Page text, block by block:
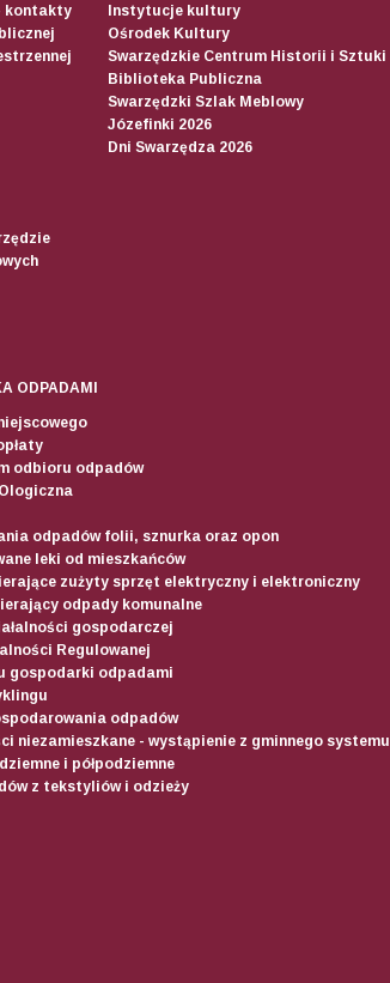
kontakty
Instytucje kultury
Ośrodek Kultury
Swarzędzkie Centrum Historii i Sztuki
Biblioteka Publiczna
Swarzędzki Szlak Meblowy
Józefinki 2026
Dni Swarzędza 2026
ODPADAMI
odbioru odpadów
odpadów folii, sznurka oraz opon
leki od mieszkańców
zużyty sprzęt elektryczny i elektroniczny
odpady komunalne
gospodarczej
Regulowanej
gospodarki odpadami
odpadów
niezamieszkane - wystąpienie z gminnego systemu
i półpodziemne
z tekstyliów i odzieży